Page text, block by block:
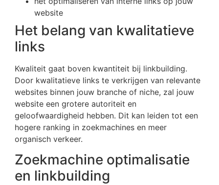
website
Het belang van kwalitatieve
links
Kwaliteit gaat boven kwantiteit bij linkbuilding.
Door kwalitatieve links te verkrijgen van relevante
websites binnen jouw branche of niche, zal jouw
website een grotere autoriteit en
geloofwaardigheid hebben. Dit kan leiden tot een
hogere ranking in zoekmachines en meer
organisch verkeer.
Zoekmachine optimalisatie
en linkbuilding